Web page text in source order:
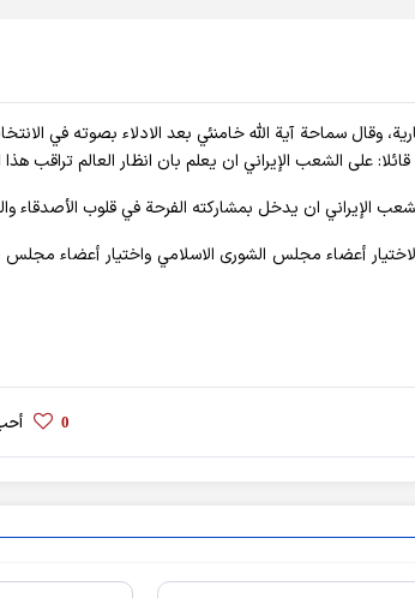
وقال سماحة آية الله خامنئي بعد الادلاء بصوته في
قائلا: على الشعب الإيراني ان يعلم بان انظار العالم تراقب
الإيراني ان يدخل بمشاركته الفرحة في قلوب الأصدقاء
0